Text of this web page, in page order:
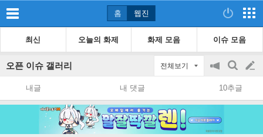
홈 웹진
최신 오늘의 화제 화제 모음 이슈 모음
오픈 이슈 갤러리 전체보기
공
지
on/off
검
색
글
쓰
내글 내 댓글 10추글